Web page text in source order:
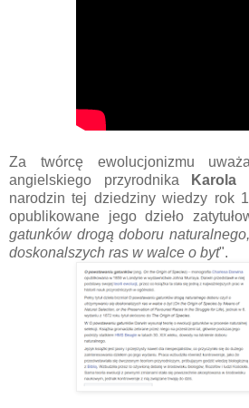
Za twórcę ewolucjonizmu
angielskiego przyrodnika
Karola
narodzin tej dziedziny wiedzy rok
opublikowane jego dzieło
gatunków drogą doboru
doskonalszych ras w walce o byt".